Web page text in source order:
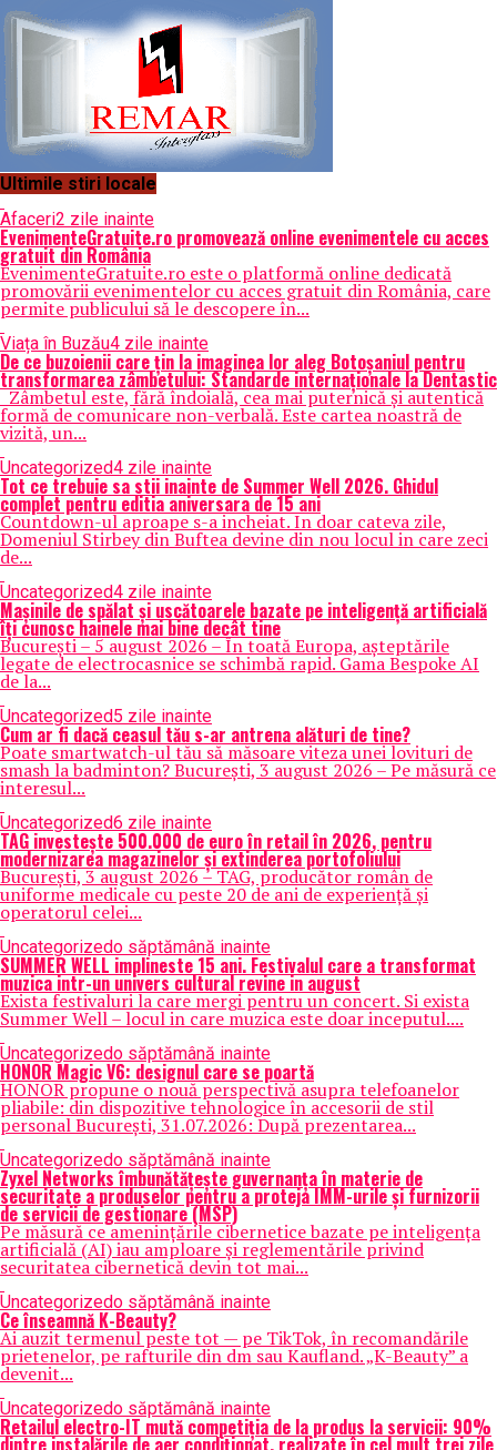
Ultimile stiri locale
Afaceri2 zile inainte
EvenimenteGratuite.ro promovează online evenimentele cu acces
gratuit din România
EvenimenteGratuite.ro este o platformă online dedicată
promovării evenimentelor cu acces gratuit din România, care
permite publicului să le descopere în...
Viața în Buzău4 zile inainte
De ce buzoienii care țin la imaginea lor aleg Botoșaniul pentru
transformarea zâmbetului: Standarde internaționale la Dentastic
Zâmbetul este, fără îndoială, cea mai puternică și autentică
formă de comunicare non-verbală. Este cartea noastră de
vizită, un...
Uncategorized4 zile inainte
Tot ce trebuie sa stii inainte de Summer Well 2026. Ghidul
complet pentru editia aniversara de 15 ani
Countdown-ul aproape s-a incheiat. In doar cateva zile,
Domeniul Stirbey din Buftea devine din nou locul in care zeci
de...
Uncategorized4 zile inainte
Mașinile de spălat și uscătoarele bazate pe inteligență artificială
îți cunosc hainele mai bine decât tine
București – 5 august 2026 – În toată Europa, așteptările
legate de electrocasnice se schimbă rapid. Gama Bespoke AI
de la...
Uncategorized5 zile inainte
Cum ar fi dacă ceasul tău s-ar antrena alături de tine?
Poate smartwatch-ul tău să măsoare viteza unei lovituri de
smash la badminton? București, 3 august 2026 – Pe măsură ce
interesul...
Uncategorized6 zile inainte
TAG investește 500.000 de euro în retail în 2026, pentru
modernizarea magazinelor și extinderea portofoliului
București, 3 august 2026 – TAG, producător român de
uniforme medicale cu peste 20 de ani de experiență și
operatorul celei...
Uncategorizedo săptămână inainte
SUMMER WELL implineste 15 ani. Festivalul care a transformat
muzica intr-un univers cultural revine in august
Exista festivaluri la care mergi pentru un concert. Si exista
Summer Well – locul in care muzica este doar inceputul....
Uncategorizedo săptămână inainte
HONOR Magic V6: designul care se poartă
HONOR propune o nouă perspectivă asupra telefoanelor
pliabile: din dispozitive tehnologice în accesorii de stil
personal București, 31.07.2026: După prezentarea...
Uncategorizedo săptămână inainte
Zyxel Networks îmbunătățește guvernanța în materie de
securitate a produselor pentru a proteja IMM-urile și furnizorii
de servicii de gestionare (MSP)
Pe măsură ce amenințările cibernetice bazate pe inteligența
artificială (AI) iau amploare și reglementările privind
securitatea cibernetică devin tot mai...
Uncategorizedo săptămână inainte
Ce înseamnă K-Beauty?
Ai auzit termenul peste tot — pe TikTok, în recomandările
prietenelor, pe rafturile din dm sau Kaufland. „K-Beauty” a
devenit...
Uncategorizedo săptămână inainte
Retailul electro-IT mută competiția de la produs la servicii: 90%
dintre instalările de aer condiționat, realizate în cel mult trei zile